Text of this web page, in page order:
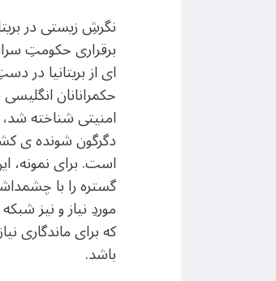
ای از بریتانیا در
حکمرانانان
دگرگون شونده ی
است. برای نمونه،
گستره را با
موردِ نیاز و نیز
که برای ماندگاری
باشد.